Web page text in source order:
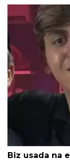
Biz usada na